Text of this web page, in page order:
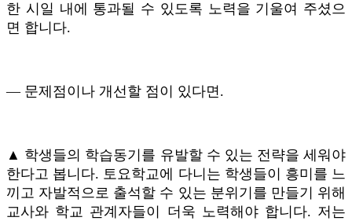
한 시일 내에 통과될 수 있도록 노력을 기울여 주셨으
면 합니다.
― 문제점이나 개선할 점이 있다면.
▲ 학생들의 학습동기를 유발할 수 있는 전략을 세워야
한다고 봅니다. 토요학교에 다니는 학생들이 흥미를 느
끼고 자발적으로 출석할 수 있는 분위기를 만들기 위해
교사와 학교 관계자들이 더욱 노력해야 합니다. 저는